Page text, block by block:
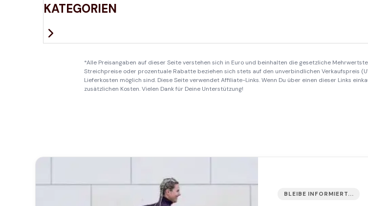
KATEGORIEN
*Alle Preisangaben auf dieser Seite verstehen sich in Euro und beinhalten die gesetzliche
Streichpreise oder prozentuale Rabatte beziehen sich stets auf den unverbindlichen Verkaufspreis
Lieferkosten möglich sind. Diese Seite verwendet Affiliate-Links. Wenn Du über einen dieser Links
zusätzlichen Kosten. Vielen Dank für Deine Unterstützung!
BLEIBE INFORMIERT...